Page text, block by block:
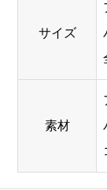
サイズ
素材